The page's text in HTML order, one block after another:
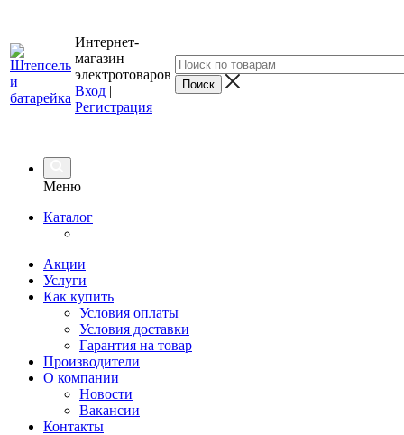
Интернет-
магазин
электротоваров
Вход |
Регистрация
Меню
Каталог
Акции
Услуги
Как купить
Условия оплаты
Условия доставки
Гарантия на товар
Производители
О компании
Новости
Вакансии
Контакты